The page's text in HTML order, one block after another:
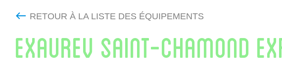
RETOUR À LA LISTE DES ÉQUIPEMENTS
EXAUREV SAINT-CHAMOND